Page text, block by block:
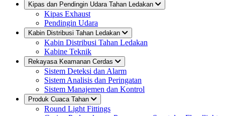
Kipas dan Pendingin Udara Tahan Ledakan
Kipas Exhaust
Pendingin Udara
Kabin Distribusi Tahan Ledakan
Kabin Distribusi Tahan Ledakan
Kabine Teknik
Rekayasa Keamanan Cerdas
Sistem Deteksi dan Alarm
Sistem Analisis dan Peringatan
Sistem Manajemen dan Kontrol
Produk Cuaca Tahan
Round Light Fittings